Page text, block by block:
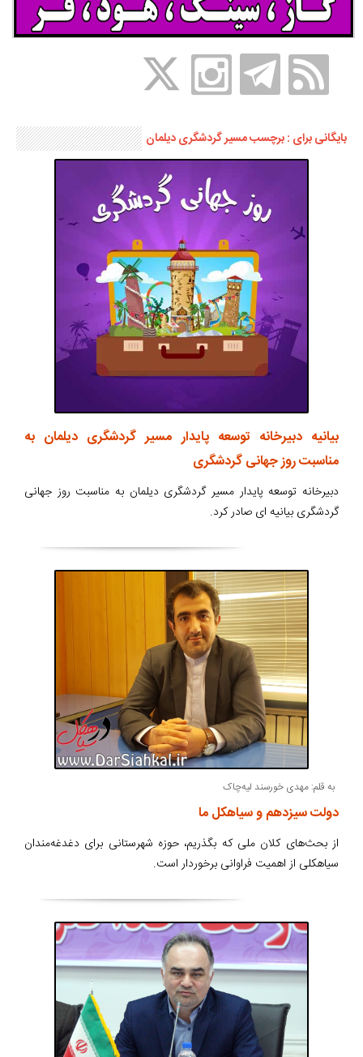
بایگانی برای : برچسب مسیر گردشگری دیلمان
بیانیه دبیرخانه توسعه پایدار مسیر گردشگری دیلمان به
مناسبت روز جهانی گردشگری
دبیرخانه توسعه پایدار مسیر گردشگری دیلمان به مناسبت روز جهانی
گردشگری بیانیه ای صادر کرد.
به قلم: مهدی خورسند لیه‌چاک
دولت سیزدهم و سیاهکل ما
از بحث‌های کلان ملی که بگذریم، حوزه شهرستانی برای دغدغه‌مندان
سیاهکلی از اهمیت فراوانی برخوردار است.